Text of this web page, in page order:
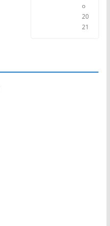
o
20
21